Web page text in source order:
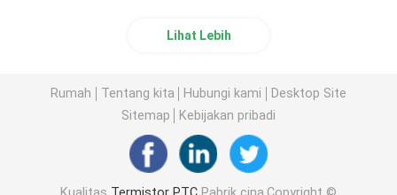
Lihat Lebih
Rumah Tentang kita Hubungi kami
Desktop Site
Sitemap
Kebijakan pribadi